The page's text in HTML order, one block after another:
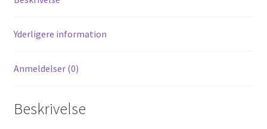
Yderligere information
Anmeldelser (0)
Beskrivelse